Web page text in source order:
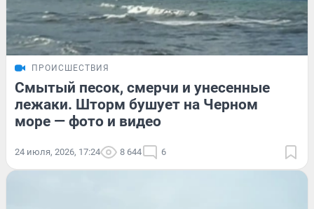
ПРОИСШЕСТВИЯ
Смытый песок, смерчи и унесенные
лежаки. Шторм бушует на Черном
море — фото и видео
24 июля, 2026, 17:24 8 644 6